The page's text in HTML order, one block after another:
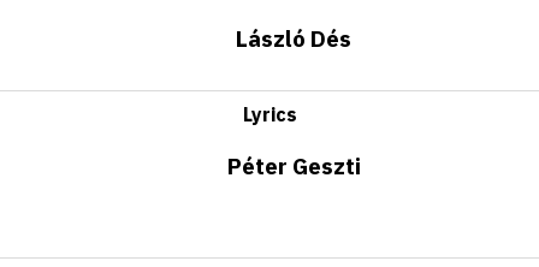
László Dés
Lyrics
Péter Geszti